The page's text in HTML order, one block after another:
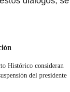
Histórico consideran
del presidente